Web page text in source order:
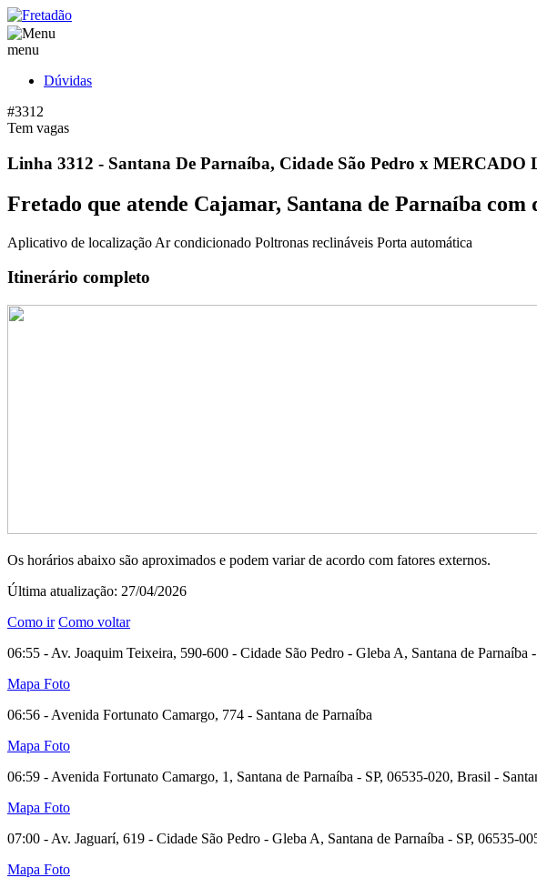
menu
Dúvidas
#3312
Tem vagas
Linha 3312 - Santana De Parnaíba, Cidade São Pedro x MERCADO
Fretado que atende Cajamar, Santana de Parnaíba com
Aplicativo de localização Ar condicionado Poltronas reclináveis Porta automática
Itinerário completo
Os horários abaixo são aproximados e podem variar de acordo com fatores externos.
Última atualização: 27/04/2026
Como ir Como voltar
06:55 - Av. Joaquim Teixeira, 590-600 - Cidade São Pedro - Gleba A, Santana de Parnaíba
Mapa Foto
06:56 - Avenida Fortunato Camargo, 774 - Santana de Parnaíba
Mapa Foto
06:59 - Avenida Fortunato Camargo, 1, Santana de Parnaíba - SP, 06535-020, Brasil -
Mapa Foto
07:00 - Av. Jaguarí, 619 - Cidade São Pedro - Gleba A, Santana de Parnaíba - SP, 06535-
Mapa Foto